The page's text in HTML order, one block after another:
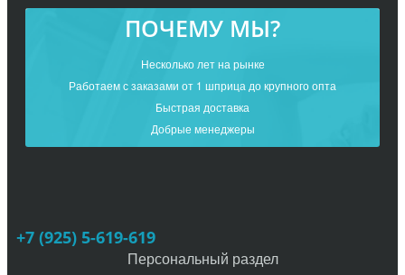
ПОЧЕМУ МЫ?
Несколько лет на рынке
Работаем с заказами от 1 шприца до крупного опта
Быстрая доставка
Добрые менеджеры
+7 (925) 5-619-619
Персональный раздел